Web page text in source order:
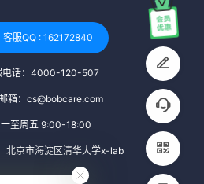
赠过程的态度、理解可能
来与受卵者的关系。这有
捐赠过程中保持积极的心
行为的意义。 其他标准 责
。这有助于确保捐赠周期
障受卵者的权益。 面试与
客服QQ : 162172840
电话：4000-120-507
箱：cs@bobcare.com
一至周五 9:00-18:00
北京市海淀区清华大学x-lab